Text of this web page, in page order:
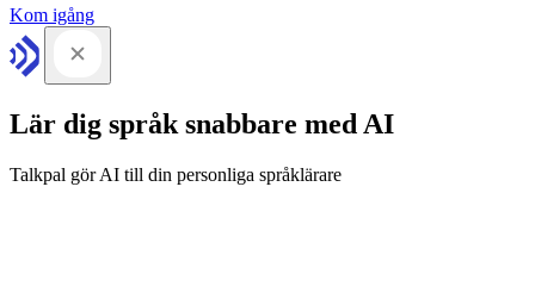
Kom igång
Lär dig språk snabbare med AI
Talkpal gör AI till din personliga språklärare